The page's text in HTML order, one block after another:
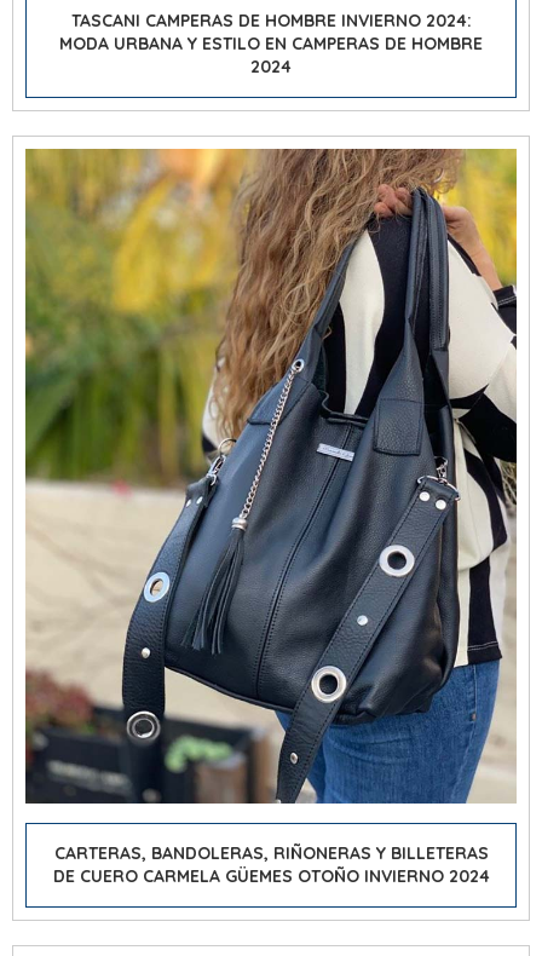
TASCANI CAMPERAS DE HOMBRE INVIERNO 2024:
MODA URBANA Y ESTILO EN CAMPERAS DE HOMBRE
2024
CARTERAS, BANDOLERAS, RIÑONERAS Y BILLETERAS
DE CUERO CARMELA GÜEMES OTOÑO INVIERNO 2024